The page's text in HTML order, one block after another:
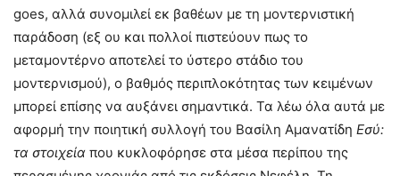
goes, αλλά συνομιλεί εκ βαθέων με τη μοντερνιστική
παράδοση (εξ ου και πολλοί πιστεύουν πως το
μεταμοντέρνο αποτελεί το ύστερο στάδιο του
μοντερνισμού), ο βαθμός περιπλοκότητας των κειμένων
μπορεί επίσης να αυξάνει σημαντικά. Τα λέω όλα αυτά με
αφορμή την ποιητική συλλογή του Βασίλη Αμανατίδη Εσύ:
τα στοιχεία που κυκλοφόρησε στα μέσα περίπου της